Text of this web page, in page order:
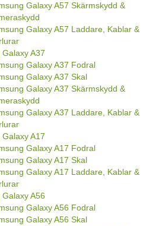
Galaxy A57 Skärmskydd &
Galaxy A57 Laddare, Kablar &
A37
Galaxy A37 Fodral
Galaxy A37 Skal
Galaxy A37 Skärmskydd &
Galaxy A37 Laddare, Kablar &
A17
Galaxy A17 Fodral
Galaxy A17 Skal
Galaxy A17 Laddare, Kablar &
A56
Galaxy A56 Fodral
Galaxy A56 Skal